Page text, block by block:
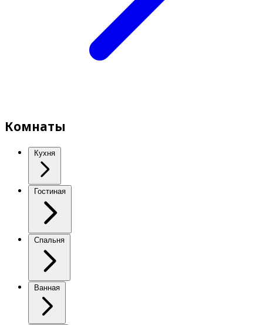
Комнаты
Кухня
Гостиная
Спальня
Ванная